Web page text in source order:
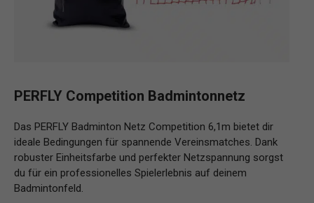
PERFLY Competition Badmintonnetz
Das PERFLY Badminton Netz Competition 6,1m bietet dir
ideale Bedingungen für spannende Vereinsmatches. Dank
robuster Einheitsfarbe und perfekter Netzspannung sorgst
du für ein professionelles Spielerlebnis auf deinem
Badmintonfeld.